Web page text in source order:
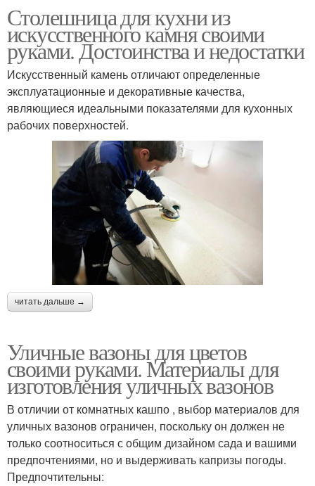
Столешница для кухни из
искусственного камня своими
руками. Достоинства и недостатки
Искусственный камень отличают определенные
эксплуатационные и декоративные качества,
являющиеся идеальными показателями для кухонных
рабочих поверхностей.
читать дальше →
Уличные вазоны для цветов
своими руками. Материалы для
изготовления уличных вазонов
В отличии от комнатных кашпо , выбор материалов для
уличных вазонов ограничен, поскольку он должен не
только соотноситься с общим дизайном сада и вашими
предпочтениями, но и выдерживать капризы погоды.
Предпочтительны: